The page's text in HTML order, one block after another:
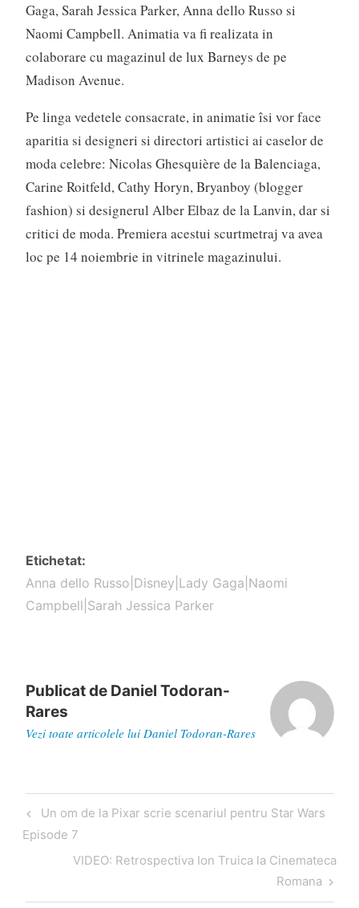
Gaga, Sarah Jessica Parker, Anna dello Russo si
Naomi Campbell. Animatia va fi realizata in
colaborare cu magazinul de lux Barneys de pe
Madison Avenue.
Pe linga vedetele consacrate, in animatie îsi vor face
aparitia si designeri si directori artistici ai caselor de
moda celebre: Nicolas Ghesquière de la Balenciaga,
Carine Roitfeld, Cathy Horyn, Bryanboy (blogger
fashion) si designerul Alber Elbaz de la Lanvin, dar si
critici de moda. Premiera acestui scurtmetraj va avea
loc pe 14 noiembrie in vitrinele magazinului.
Etichetat
Anna dello Russo|Disney|Lady Gaga|Naomi
Campbell|Sarah Jessica Parker
Publicat de Daniel Todoran-
Rares
Vezi toate articolele lui Daniel Todoran-Rares
Navigare
în
articole
Articol
anterior
Un om de la Pixar scrie scenariul pentru Star Wars
Episode 7
Articol
VIDEO: Retrospectiva Ion Truica la Cinemateca
Romana